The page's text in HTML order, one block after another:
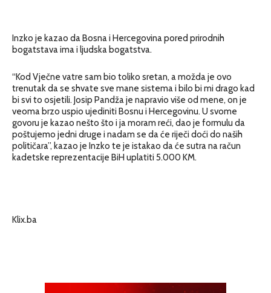
Inzko je kazao da Bosna i Hercegovina pored prirodnih
bogatstava ima i ljudska bogatstva.
“Kod Vječne vatre sam bio toliko sretan, a možda je ovo
trenutak da se shvate sve mane sistema i bilo bi mi drago kad
bi svi to osjetili. Josip Pandža je napravio više od mene, on je
veoma brzo uspio ujediniti Bosnu i Hercegovinu. U svome
govoru je kazao nešto što i ja moram reći, dao je formulu da
poštujemo jedni druge i nadam se da će riječi doći do naših
političara”, kazao je Inzko te je istakao da će sutra na račun
kadetske reprezentacije BiH uplatiti 5.000 KM.
Klix.ba